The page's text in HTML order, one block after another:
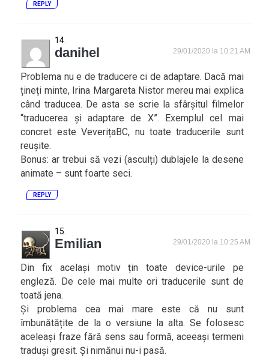
REPLY
danihel 29/01/2020 la 10:21 AM
Problema nu e de traducere ci de adaptare. Dacă mai
țineți minte, Irina Margareta Nistor mereu mai explica
când traducea. De asta se scrie la sfârșitul filmelor
“traducerea și adaptare de X”. Exemplul cel mai
concret este VeverițaBC, nu toate traducerile sunt
reușite.
Bonus: ar trebui să vezi (asculți) dublajele la desene
animate – sunt foarte seci.
REPLY
Emilian 29/01/2020 la 10:25 AM
Din fix același motiv țin toate device-urile pe
engleză. De cele mai multe ori traducerile sunt de
toată jena.
Și problema cea mai mare este că nu sunt
îmbunătățite de la o versiune la alta. Se folosesc
aceleași fraze fără sens sau formă, aceeași termeni
traduși gresit. Și nimănui nu-i pasă.